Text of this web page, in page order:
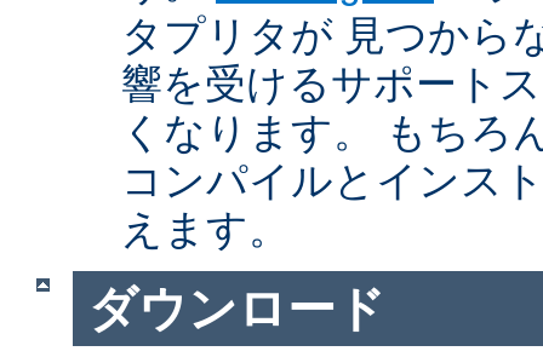
タプリタが 見つから
響を受けるサポート
くなります。 もちろ
コンパイルとインス
えます。
ダウンロード